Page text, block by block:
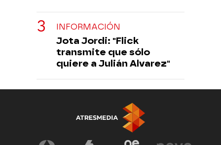
INFORMACIÓN
Jota Jordi: "Flick
transmite que sólo
quiere a Julián Alvarez"